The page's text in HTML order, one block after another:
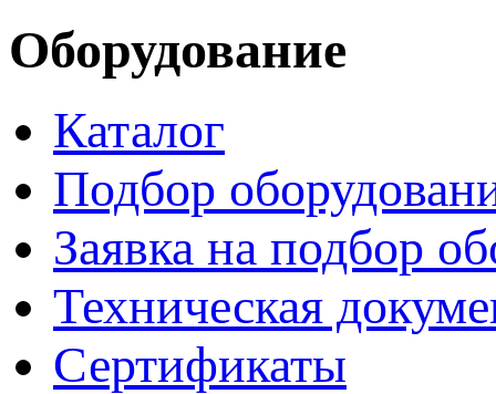
Оборудование
Каталог
Подбор
Заявка на подбор
Техническая
Сертификаты